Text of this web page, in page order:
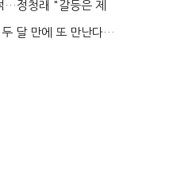
…정청래 "갈등은 제
달 만에 또 만난다…